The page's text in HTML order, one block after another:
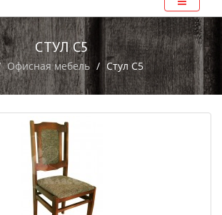
СТУЛ С5
Офисная мебель Стул С5